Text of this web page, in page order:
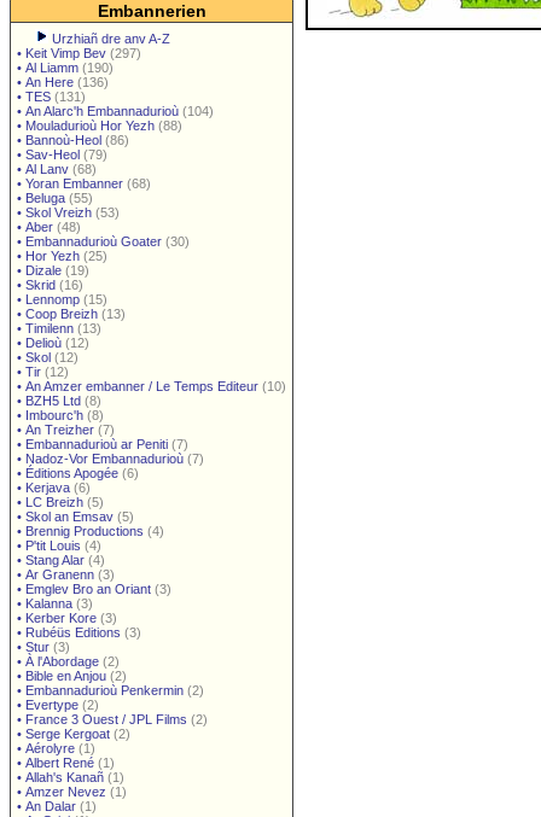
Embannerien
Urzhiañ dre anv A-Z
• Keit Vimp Bev (297)
• Al Liamm (190)
• An Here (136)
• TES (131)
• An Alarc'h Embannadurioù (104)
• Mouladurioù Hor Yezh (88)
• Bannoù-Heol (86)
• Sav-Heol (79)
• Al Lanv (68)
• Yoran Embanner (68)
• Beluga (55)
• Skol Vreizh (53)
• Aber (48)
• Embannadurioù Goater (30)
• Hor Yezh (25)
• Dizale (19)
• Skrid (16)
• Lennomp (15)
• Coop Breizh (13)
• Timilenn (13)
• Delioù (12)
• Skol (12)
• Tir (12)
• An Amzer embanner / Le Temps Editeur (10)
• BZH5 Ltd (8)
• Imbourc'h (8)
• An Treizher (7)
• Embannadurioù ar Peniti (7)
• Nadoz-Vor Embannadurioù (7)
• Éditions Apogée (6)
• Kerjava (6)
• LC Breizh (5)
• Skol an Emsav (5)
• Brennig Productions (4)
• P'tit Louis (4)
• Stang Alar (4)
• Ar Granenn (3)
• Emglev Bro an Oriant (3)
• Kalanna (3)
• Kerber Kore (3)
• Rubéüs Editions (3)
• Stur (3)
• À l'Abordage (2)
• Bible en Anjou (2)
• Embannadurioù Penkermin (2)
• Evertype (2)
• France 3 Ouest / JPL Films (2)
• Serge Kergoat (2)
• Aérolyre (1)
• Albert René (1)
• Allah's Kanañ (1)
• Amzer Nevez (1)
• An Dalar (1)